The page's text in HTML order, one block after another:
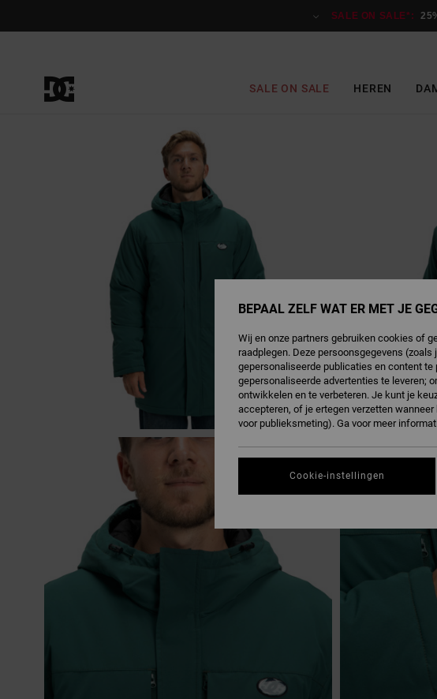
SALE ON SALE*:
SALE ON SALE HEREN
BEPAAL ZELF WAT ER MET JE
Wij en onze partners gebruiken cookies of
raadplegen. Deze persoonsgegevens
gepersonaliseerde publicaties en content
gepersonaliseerde advertenties te leveren;
ontwikkelen en te verbeteren. Je kunt je
accepteren, of je ertegen verzetten
voor publieksmeting). Ga voor meer
Cookie-instellingen